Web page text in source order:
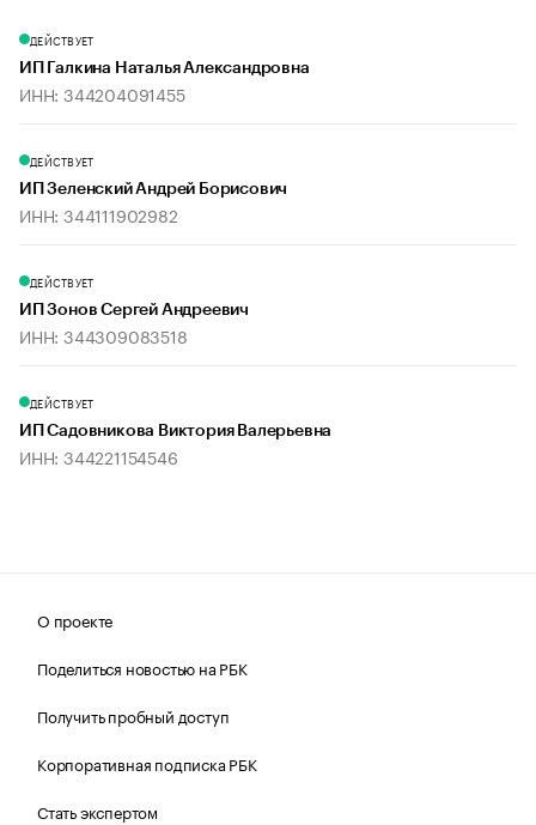
ДЕЙСТВУЕТ
ИП Галкина Наталья Александровна
ИНН: 344204091455
ДЕЙСТВУЕТ
ИП Зеленский Андрей Борисович
ИНН: 344111902982
ДЕЙСТВУЕТ
ИП Зонов Сергей Андреевич
ИНН: 344309083518
ДЕЙСТВУЕТ
ИП Садовникова Виктория Валерьевна
ИНН: 344221154546
О проекте
Поделиться новостью на РБК
Получить пробный доступ
Корпоративная подписка РБК
Стать экспертом